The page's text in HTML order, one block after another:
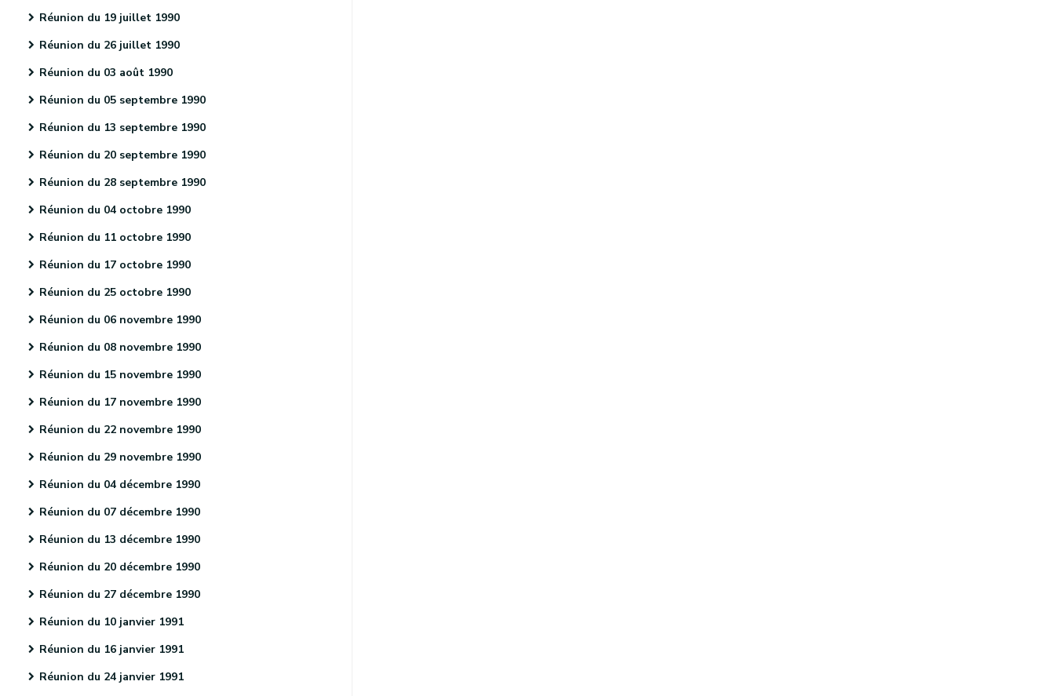
Réunion du 19 juillet 1990
Réunion du 26 juillet 1990
Réunion du 03 août 1990
Réunion du 05 septembre 1990
Réunion du 13 septembre 1990
Réunion du 20 septembre 1990
Réunion du 28 septembre 1990
Réunion du 04 octobre 1990
Réunion du 11 octobre 1990
Réunion du 17 octobre 1990
Réunion du 25 octobre 1990
Réunion du 06 novembre 1990
Réunion du 08 novembre 1990
Réunion du 15 novembre 1990
Réunion du 17 novembre 1990
Réunion du 22 novembre 1990
Réunion du 29 novembre 1990
Réunion du 04 décembre 1990
Réunion du 07 décembre 1990
Réunion du 13 décembre 1990
Réunion du 20 décembre 1990
Réunion du 27 décembre 1990
Réunion du 10 janvier 1991
Réunion du 16 janvier 1991
Réunion du 24 janvier 1991